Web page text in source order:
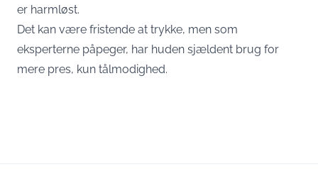
er harmløst.
Det kan være fristende at trykke, men som
eksperterne påpeger, har huden sjældent brug for
mere pres, kun tålmodighed.